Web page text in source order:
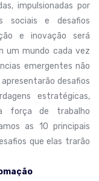
impulsionadas por
sociais e desafios
e inovação será
um mundo cada vez
emergentes não
desafios
estratégicas,
força de trabalho
as 10 principais
que elas trarão